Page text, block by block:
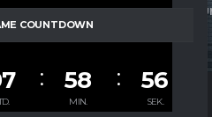
COUNTDOWN
58
MIN.
55
SEK.
SPORTHALLE HÜLSSE